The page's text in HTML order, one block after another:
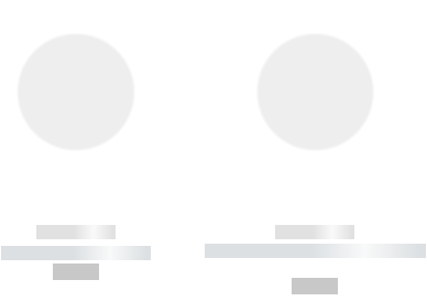
------------
----------- -----------
------------
----------- ----------- ----------